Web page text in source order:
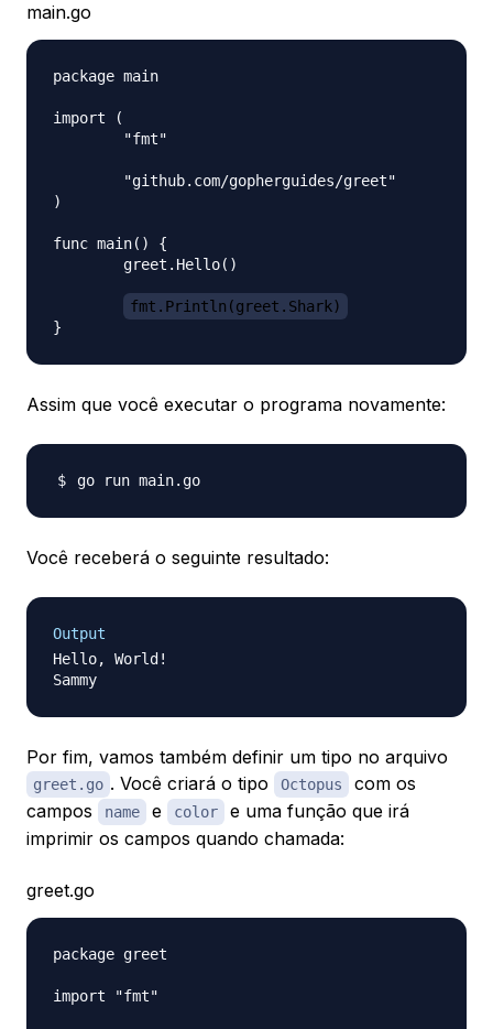
main.go
package main
import (
)
func main() {
fmt.Println(greet.Shark)
Assim que você executar o programa novamente:
Você receberá o seguinte resultado:
Output
Hello, World!
Por fim, vamos também definir um tipo no arquivo
greet.go . Você criará o tipo Octopus
com os
campos
name e color
e uma função que irá
imprimir os campos quando chamada:
greet.go
package greet
import "fmt"